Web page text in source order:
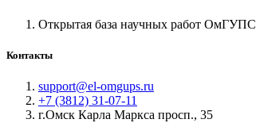
Открытая база научных работ ОмГУПС
Контакты
support@el-omgups.ru
+7 (3812) 31-07-11
г.Омск Карла Маркса просп., 35